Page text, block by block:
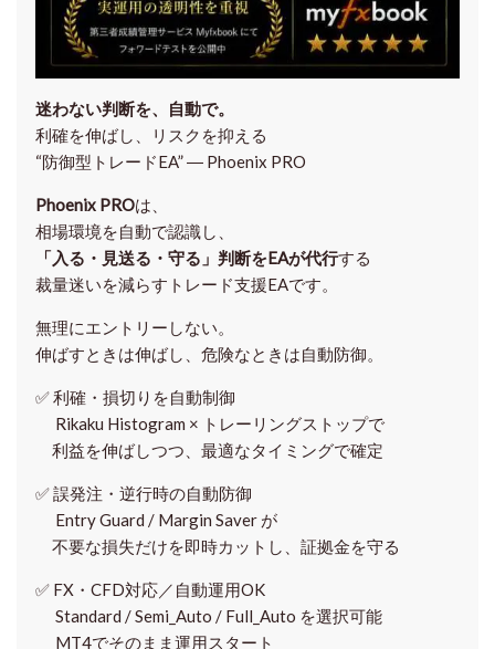
迷わない判断を、自動で。
利確を伸ばし、リスクを抑える
“防御型トレードEA” ― Phoenix PRO
Phoenix PROは、
相場環境を自動で認識し、
「入る・見送る・守る」判断をEAが代行する
裁量迷いを減らすトレード支援EAです。
無理にエントリーしない。
伸ばすときは伸ばし、危険なときは自動防御。
✅利確・損切りを自動制御
Rikaku Histogram × トレーリングストップで
利益を伸ばしつつ、最適なタイミングで確定
✅誤発注・逆行時の自動防御
Entry Guard / Margin Saver が
不要な損失だけを即時カットし、証拠金を守る
✅ FX・CFD対応／自動運用OK
Standard / Semi_Auto / Full_Auto を選択可能
MT4でそのまま運用スタート